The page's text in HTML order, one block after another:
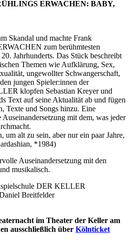
ERWACHEN: BABY,
Skandal und machte Frank
zum berühmtesten
Jahrhunderts. Das Stück beschreibt
Themen wie Aufklärung, Sex,
ungewollter Schwangerschaft,
jungen Spieler:innen der
klopfen Sebastian Kreyer und
Text auf seine Aktualität ab und fügen
Texte und Songs hinzu. Eine
mit dem, was jeder
um alt zu sein, aber nur ein paar Jahre,
*1984)
Auseinandersetzung mit den
musikalisch.
DER KELLER
Breitfelder
im Theater der Keller am
ausschließlich über Kölnticket